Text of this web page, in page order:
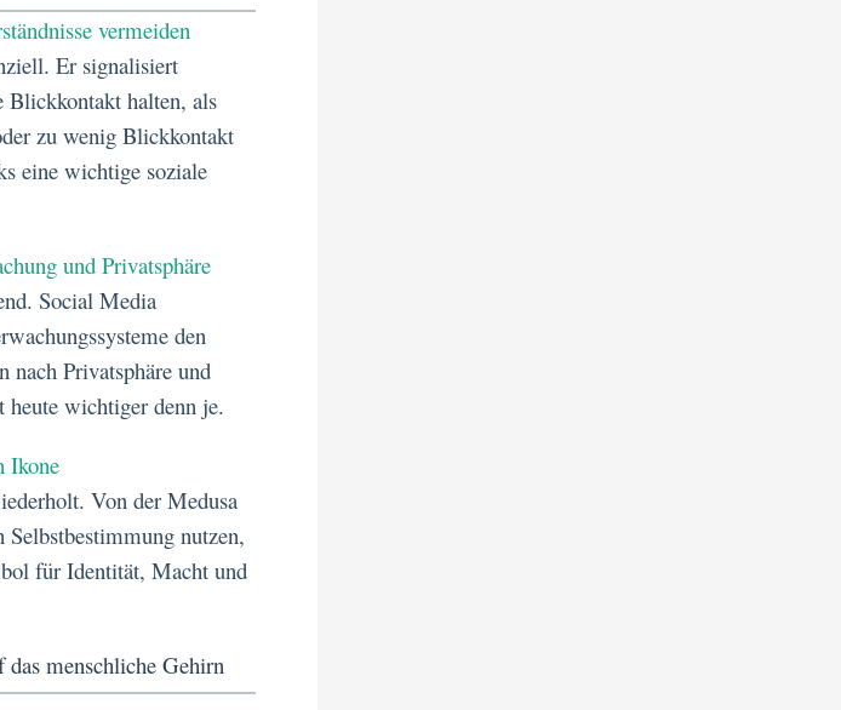
vermeiden
Er signalisiert
Blickkontakt halten, als
zu wenig Blickkontakt
eine wichtige soziale
und Privatsphäre
Social Media
den
Privatsphäre und
wichtiger denn je.
Ikone
Von der Medusa
nutzen,
für Identität, Macht und
menschliche Gehirn